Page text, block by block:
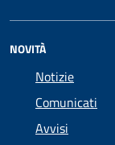
NOVITÀ
Notizie
Comunicati
Avvisi